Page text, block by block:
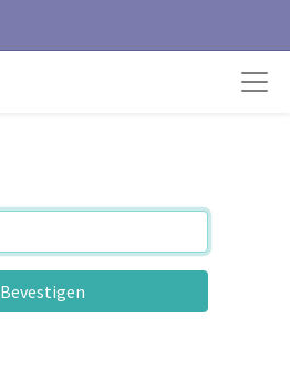
Bevestigen